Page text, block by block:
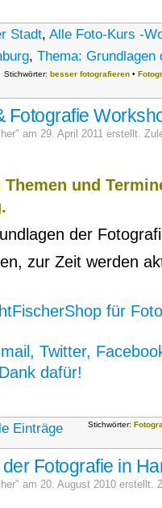
Stadt, Alle Foto-Kurs -
, Thema:
Stichwörter: besser fotografieren •
Fotografie
am 29. April 2011 erstellt.
und
der
zur Zeit werden
für
Twitter,
dafür!
Einträge Stichwörter:
Fotografie in
am 20. August 2010 erstellt.